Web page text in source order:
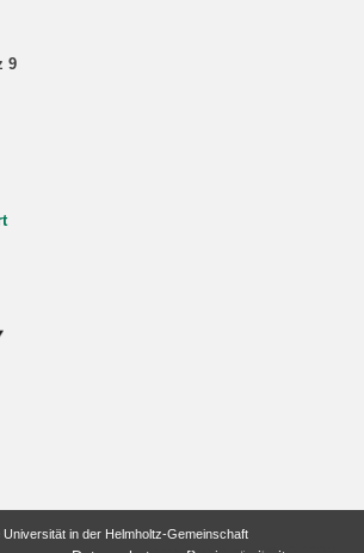
9
Universität in der Helmholtz-Gemeinschaft